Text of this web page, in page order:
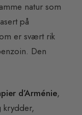
natur som
på
er svært rik
Den
d’Arménie,
krydder,